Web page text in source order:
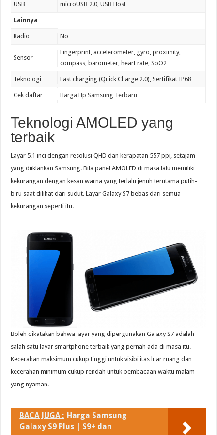
USB microUSB 2.0, USB Host
Lainnya
Radio No
Sensor
Fingerprint, accelerometer, gyro, proximity,
compass, barometer, heart rate, SpO2
Teknologi Fast charging (Quick Charge 2.0), Sertifikat IP68
Cek daftar Harga Hp Samsung Terbaru
Teknologi AMOLED yang
terbaik
Layar 5,1 inci dengan resolusi QHD dan kerapatan 557 ppi, setajam
yang diiklankan Samsung. Bila panel AMOLED di masa lalu memiliki
kekurangan dengan kesan warna yang terlalu jenuh terutama putih-
biru saat dilihat dari sudut. Layar Galaxy S7 bebas dari semua
kekurangan seperti itu.
Boleh dikatakan bahwa layar yang dipergunakan Galaxy S7 adalah
salah satu layar smartphone terbaik yang pernah ada di masa itu.
Kecerahan maksimum cukup tinggi untuk visibilitas luar ruang dan
kecerahan minimum cukup rendah untuk pembacaan waktu malam
yang nyaman.
BACA JUGA : Harga Samsung
Galaxy S9 Plus | S9+ dan